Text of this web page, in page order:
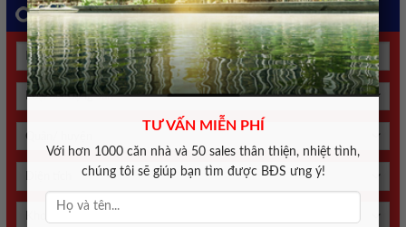
TƯ VẤN MIỄN PHÍ
Với hơn 1000 căn nhà và 50 sales thân thiện, nhiệt tình,
chúng tôi sẽ giúp bạn tìm được BĐS ưng ý!
Tìm kiếm bất động sản